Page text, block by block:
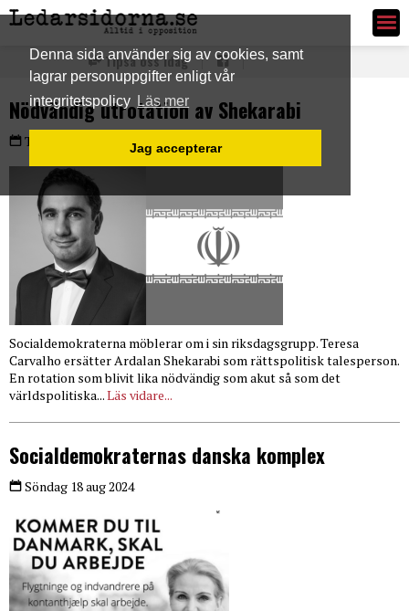
Denna sida använder sig av cookies, samt
lagrar personuppgifter enligt vår
integritetspolicy Läs mer
Jag accepterar
Ledarsidorna.se
Tipsa oss idag
Nödvändig utrotation av Shekarabi
Torsdag 3 okt 2024
Socialdemokraterna möblerar om i sin riksdagsgrupp. Teresa
Carvalho ersätter Ardalan Shekarabi som rättspolitisk talesperson.
En rotation som blivit lika nödvändig som akut så som det
världspolitiska...Läs vidare...
Socialdemokraternas danska komplex
Söndag 18 aug 2024